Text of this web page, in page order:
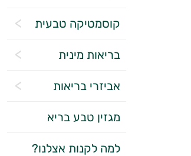
קוסמטיקה טבעית
בריאות מינית
אביזרי בריאות
מגזין טבע בריא
למה לקנות אצלנו?
יועץ בריאות אישי AI